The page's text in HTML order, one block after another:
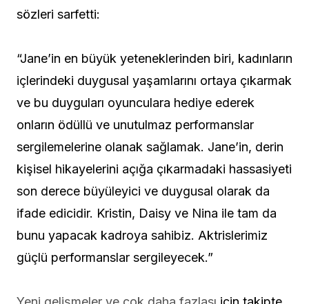
sözleri sarfetti:
“Jane’in en büyük yeteneklerinden biri, kadınların
içlerindeki duygusal yaşamlarını ortaya çıkarmak
ve bu duyguları oyunculara hediye ederek
onların ödüllü ve unutulmaz performanslar
sergilemelerine olanak sağlamak. Jane’in, derin
kişisel hikayelerini açığa çıkarmadaki hassasiyeti
son derece büyüleyici ve duygusal olarak da
ifade edicidir. Kristin, Daisy ve Nina ile tam da
bunu yapacak kadroya sahibiz. Aktrislerimiz
güçlü performanslar sergileyecek.”